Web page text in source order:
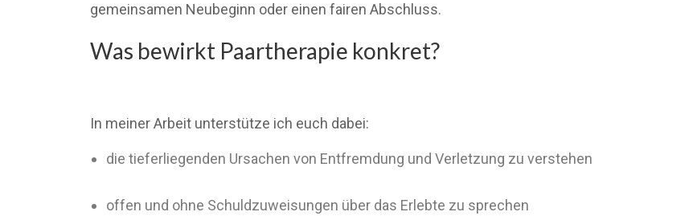
gemeinsamen Neubeginn oder einen fairen Abschluss.
Was bewirkt Paartherapie konkret?
In meiner Arbeit unterstütze ich euch dabei:
die tieferliegenden Ursachen von Entfremdung und Verletzung zu verstehen
offen und ohne Schuldzuweisungen über das Erlebte zu sprechen